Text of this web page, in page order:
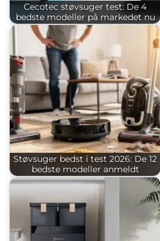
Cecotec støvsuger test: De 4
bedste modeller på markedet nu
Støvsuger bedst i test 2026: De 12
bedste modeller anmeldt